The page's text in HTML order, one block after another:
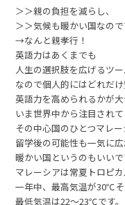
＞＞親の負担を減らし、
＞＞気候も暖かい国なの
→なんと親孝行！
英語力はあくまでも
人生の選択肢を広げるツー
なので個人的にはどれだけ
英語力を高められるかが大
いま世界中から注目されて
その中心国のひとつマレ
留学後の可能性も一気に広
暖かい国というのもいいで
マレーシアは常夏トロピカ
一年中、最高気温が30℃そ
最低気温は22～23℃です。